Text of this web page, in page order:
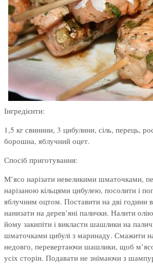
Інгредієнти:
1,5 кг свинини, 3 цибулини, сіль, перець,
борошна, яблучний оцет.
Спосіб приготування:
М’ясо нарізати невеликими шматочками,
нарізаною кільцями цибулею, посолити і
яблучним оцтом. Поставити на дві години
нанизати на дерев’яні палички. Налити
йому закипіти і викласти шашлики на
шматочками цибулі з маринаду. Смажити
недовго, перевертаючи шашлики, щоб
усіх сторін. Подавати не знімаючи з